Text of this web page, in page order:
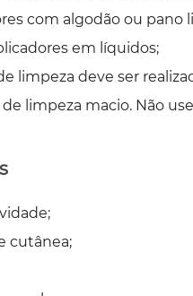
com algodão ou
em líquidos;
limpeza deve ser
limpeza macio. Não
cutânea;